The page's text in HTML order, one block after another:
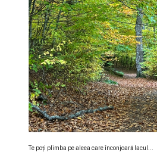
Te poți plimba pe aleea care înconjoară lacul...